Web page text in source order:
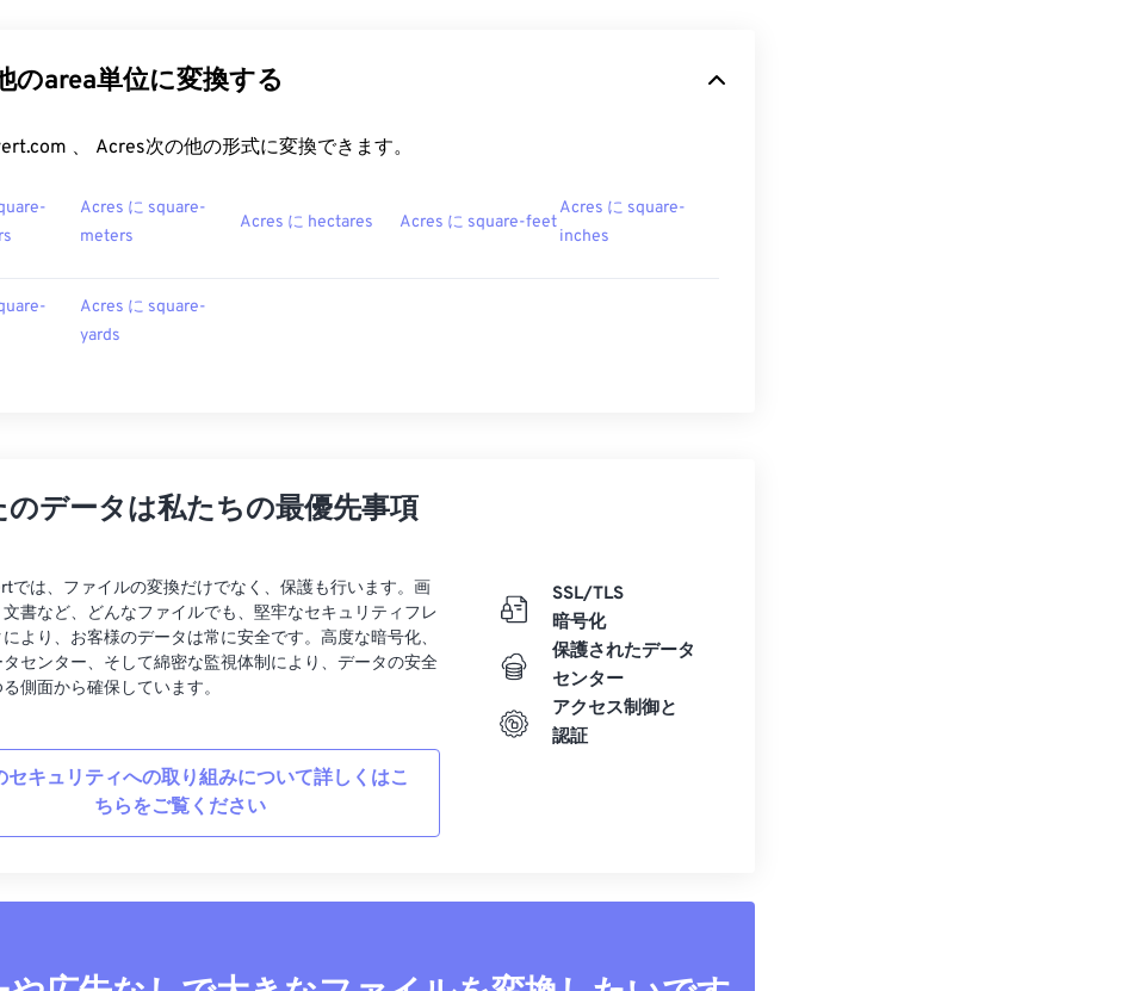
のarea単位に変換する
、 Acres次の他の形式に変換できます。
Acres に square-
meters
Acres に hectares Acres に square-feet
Acres に square-
inches
Acres に square-
yards
のデータは私たちの最優先事項
では、ファイルの変換だけでなく、保護も行います。画
書など、どんなファイルでも、堅牢なセキュリティフレ
より、お客様のデータは常に安全です。高度な暗号化、
センター、そして綿密な監視体制により、データの安全
側面から確保しています。
セキュリティへの取り組みについて詳しくはこ
ちらをご覧ください
SSL/TLS
暗号化
保護されたデータ
センター
アクセス制御と
認証